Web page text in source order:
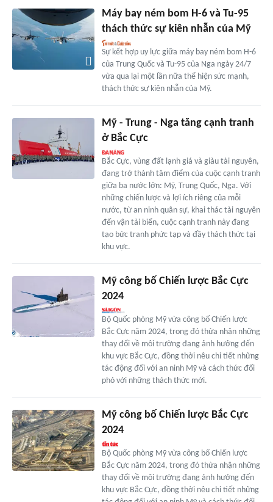
Máy bay ném bom H-6 và Tu-95
thách thức sự kiên nhẫn của Mỹ
Sự kết hợp uy lực giữa máy bay ném bom H-6
của Trung Quốc và Tu-95 của Nga ngày 24/7
vừa qua lại một lần nữa thể hiện sức mạnh,
thách thức sự kiên nhẫn của Mỹ.
Mỹ - Trung - Nga tăng cạnh tranh
ở Bắc Cực
Bắc Cực, vùng đất lạnh giá và giàu tài nguyên,
đang trở thành tâm điểm của cuộc cạnh tranh
giữa ba nước lớn: Mỹ, Trung Quốc, Nga. Với
những chiến lược và lợi ích riêng của mỗi
nước, từ an ninh quân sự, khai thác tài nguyên
đến vận tải biển, cuộc cạnh tranh này đang
tạo bức tranh phức tạp và đầy thách thức tại
khu vực.
Mỹ công bố Chiến lược Bắc Cực
2024
Bộ Quốc phòng Mỹ vừa công bố Chiến lược
Bắc Cực năm 2024, trong đó thừa nhận những
thay đổi về môi trường đang ảnh hưởng đến
khu vực Bắc Cực, đồng thời nêu chi tiết những
tác động đối với an ninh Mỹ và cách thức đối
phó với những thách thức mới.
Mỹ công bố Chiến lược Bắc Cực
2024
Bộ Quốc phòng Mỹ vừa công bố Chiến lược
Bắc Cực năm 2024, trong đó thừa nhận những
thay đổi về môi trường đang ảnh hưởng đến
khu vực Bắc Cực, đồng thời nêu chi tiết những